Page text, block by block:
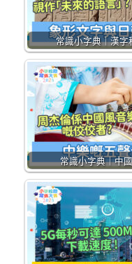
常識小字典｜漢字
常識小字典｜中